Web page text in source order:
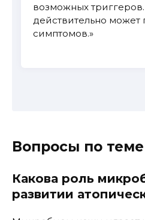
возможных
действительно может
симптомов.»
Вопросы по теме
Какова роль
развитии